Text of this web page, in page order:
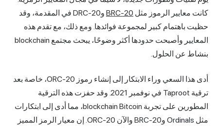
كانت معايير الرموز مثل BRC-20
وDRC-20 في المقدمة، وقد
حظيت باهتمام كبير لمجموعة فوائدها. ومع ذلك، مع تقدم هذه
المعايير وأصبحت حدودها أكثر وضوحًا، يبحث مجتمع blockchain
بنشاط عن الحلول.
أدى هذا السعي وراء الابتكار إلى إنشاء رموز ORC-20، خاصة بعد
ترقية Taproot في نوفمبر 2021. وقد حفزت هذه الترقية
المطورين على تجربة blockchain Bitcoin، مما أدى إلى ابتكارات
مثل Ordinals وBRC-20 والآن ORC-20. إن معيار الرمز المميز